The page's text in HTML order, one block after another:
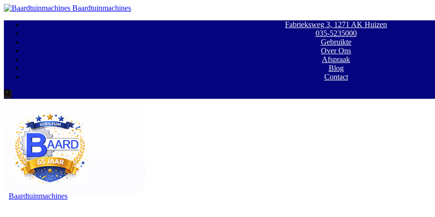
Baardtuinmachines
Fabrieksweg 3, 1271 AK Huizen
035-5235000
Gebruikte
Over Ons
Afspraak
Blog
Contact
Baardtuinmachines